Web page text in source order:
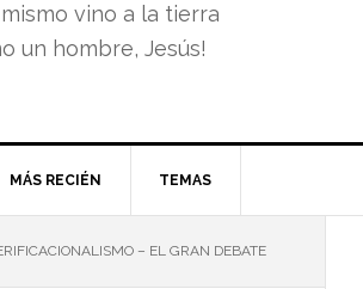
mismo vino a la tierra
un hombre, Jesús!
MÁS RECIÉN TEMAS
– EL GRAN DEBATE